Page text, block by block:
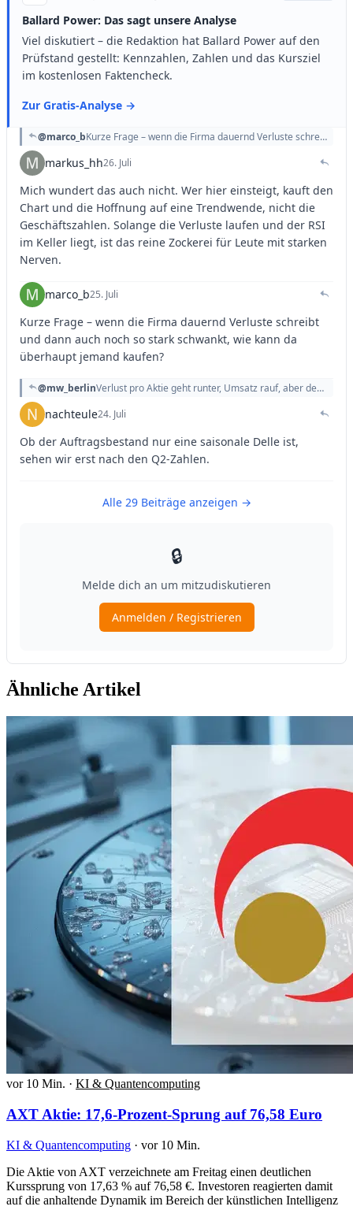
Ähnliche Artikel
vor 10 Min. · KI & Quantencomputing
AXT Aktie: 17,6-Prozent-Sprung auf 76,58 Euro
KI & Quantencomputing · vor 10 Min.
Die Aktie von AXT verzeichnete am Freitag einen deutlichen
Kurssprung von 17,63 % auf 76,58 €. Investoren reagierten damit
auf die anhaltende Dynamik im Bereich der künstlichen Intelligenz